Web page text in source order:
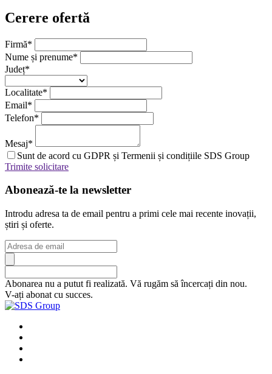
Cerere ofertă
Firmă*
Nume și prenume*
Județ*
Localitate*
Email*
Telefon*
Mesaj*
Sunt de acord cu GDPR și Termenii și condițiile SDS Group
Trimite solicitare
Abonează-te la newsletter
Introdu adresa ta de email pentru a primi cele mai recente inovații,
știri și oferte.
Abonarea nu a putut fi realizată. Vă rugăm să încercați din nou.
V-ați abonat cu succes.